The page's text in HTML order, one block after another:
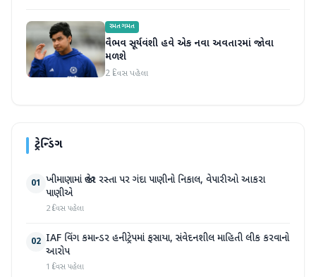
રમતગમત
વૈભવ સૂર્યવંશી હવે એક નવા અવતારમાં જોવા
મળશે
2 દિવસ પહેલા
ટ્રેન્ડિંગ
01 ખીમાણામાં જાહેર રસ્તા પર ગંદા પાણીનો નિકાલ, વેપારીઓ આકરા
પાણીએ
2 દિવસ પહેલા
02 IAF વિંગ કમાન્ડર હનીટ્રેપમાં ફસાયા, સંવેદનશીલ માહિતી લીક કરવાનો
આરોપ
1 દિવસ પહેલા